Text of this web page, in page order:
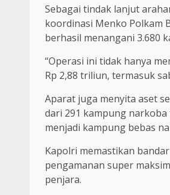
Sebagai tindak lanjut
koordinasi Menko Polkam
berhasil menangani 3.680
“Operasi ini tidak hanya
Rp 2,88 triliun, termasuk
Aparat juga menyita aset
dari 291 kampung
menjadi kampung bebas
Kapolri memastikan
pengamanan super
penjara.